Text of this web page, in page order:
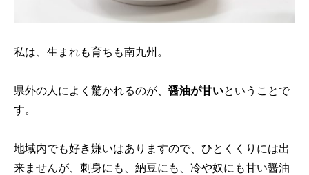
私は、生まれも育ちも南九州。
県外の人によく驚かれるのが、 醤油が甘いということで
す。
地域内でも好き嫌いはありますので、ひとくくりには出
来ませんが、刺身にも、納豆にも、冷や奴にも甘い醤油